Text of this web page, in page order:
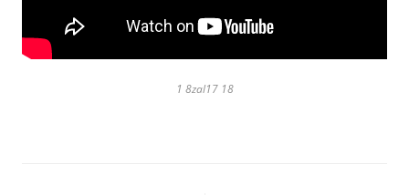
Документи
1 8zal17 18